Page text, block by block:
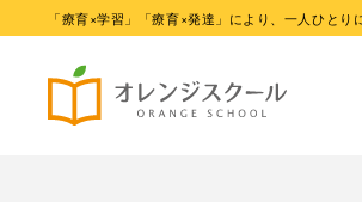
「療育×学習」「療育×発達」により、一人ひとり